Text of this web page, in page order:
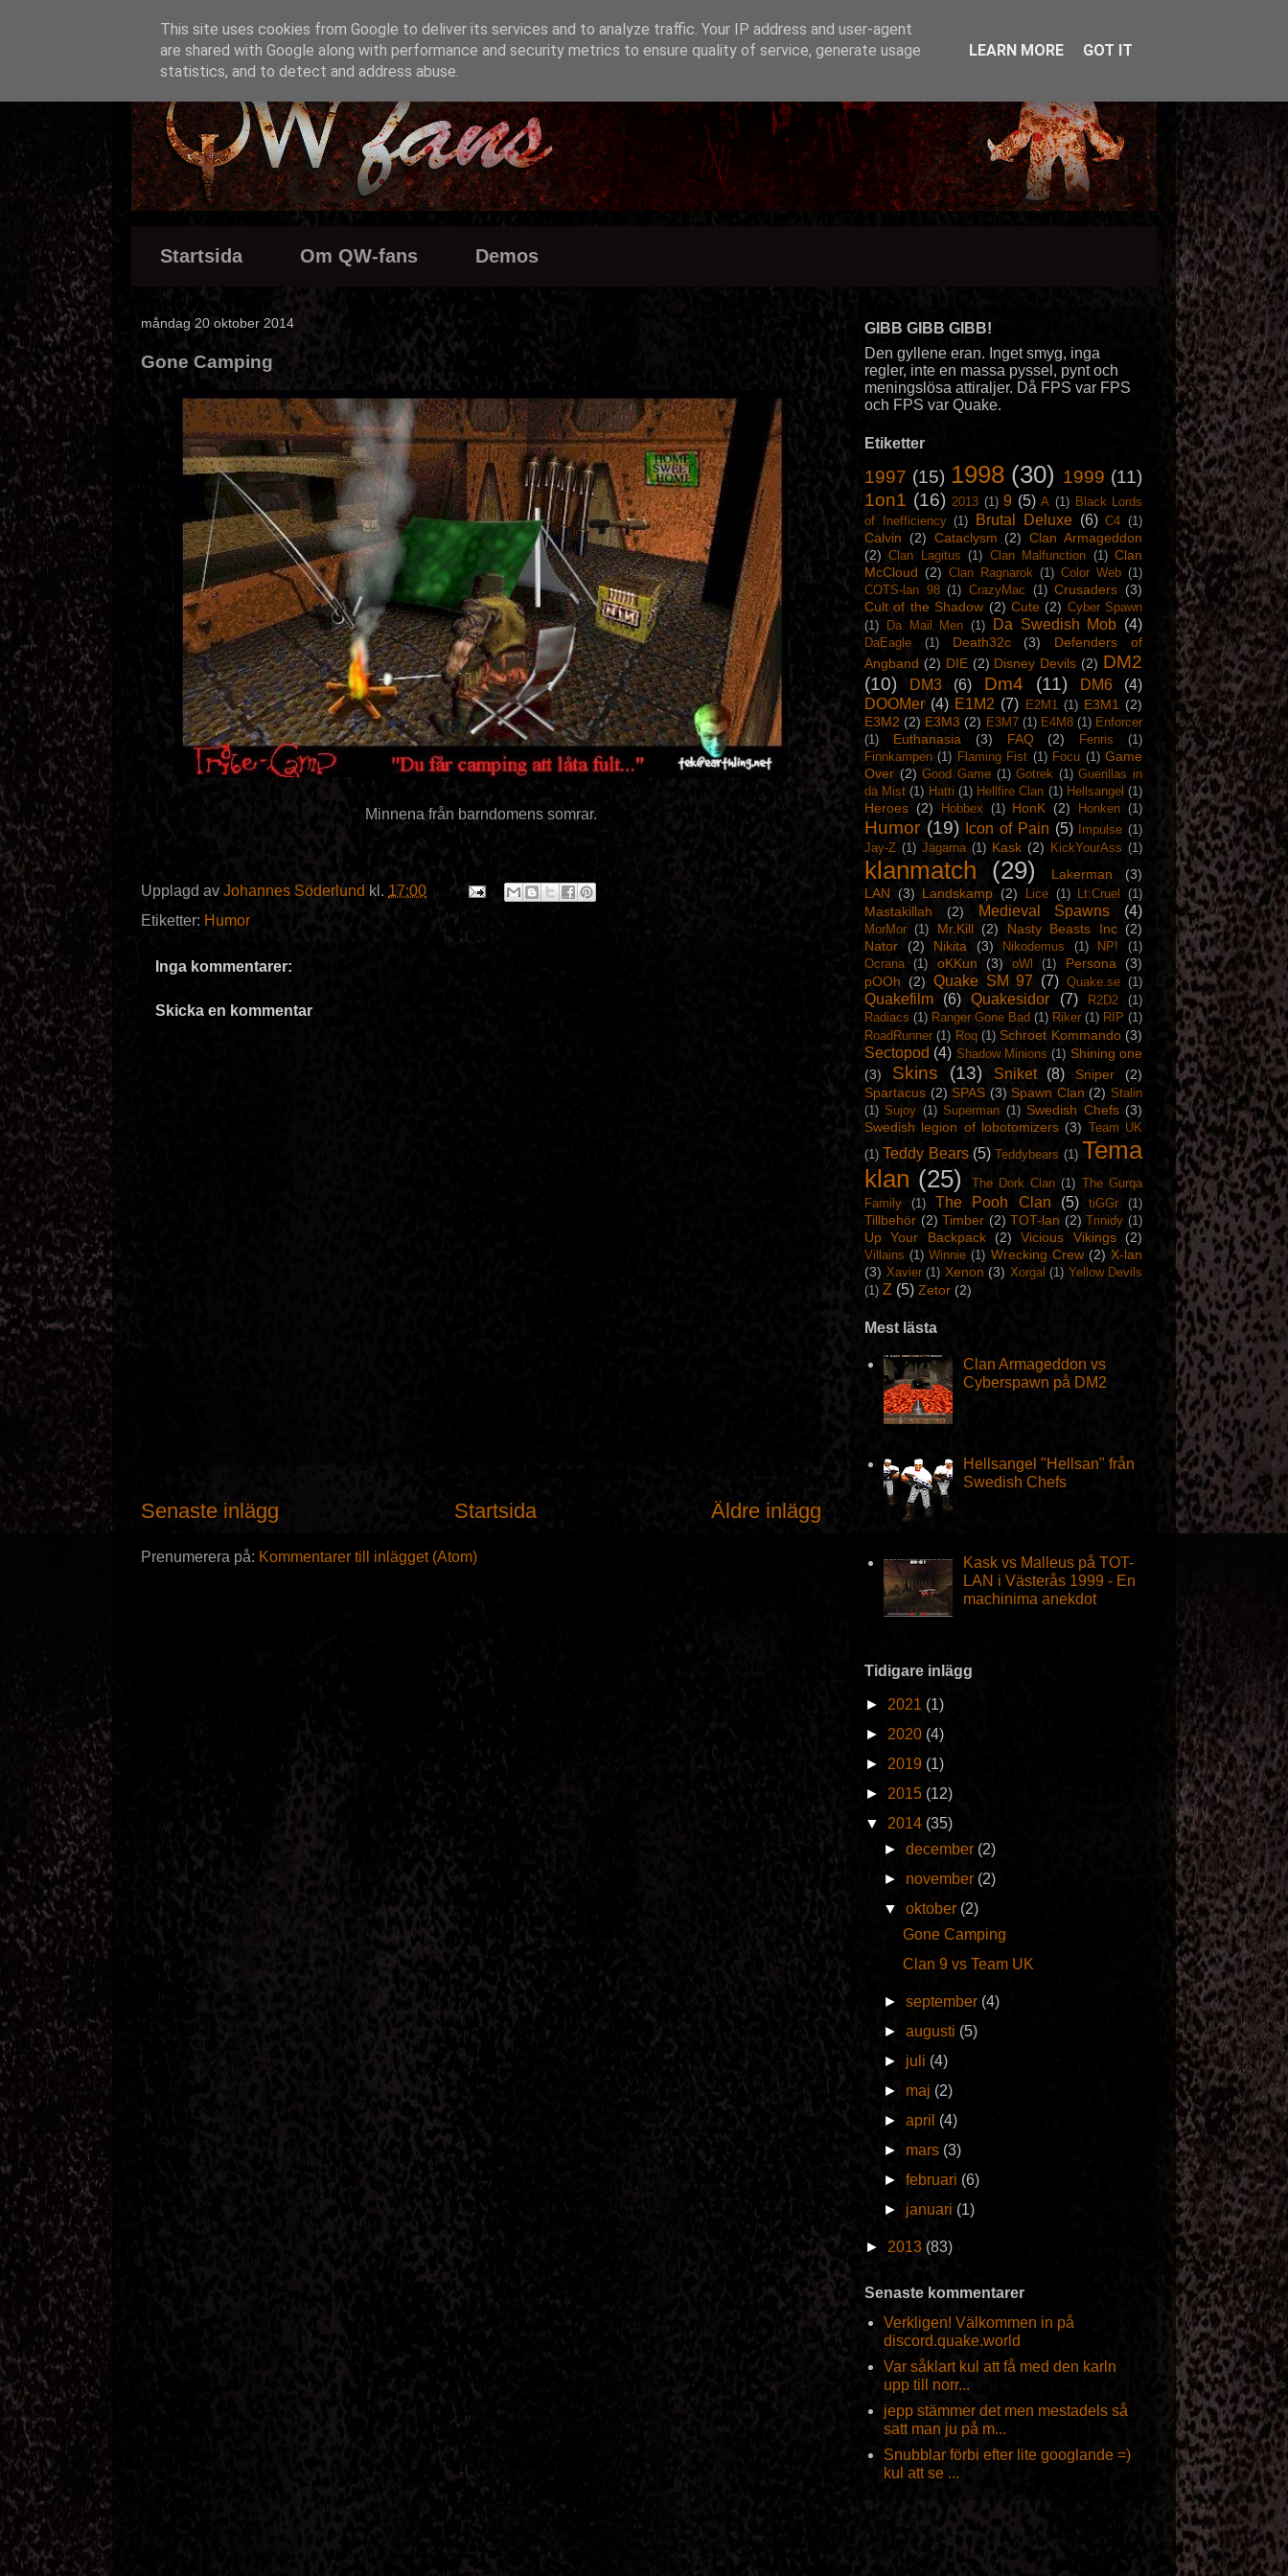
Startsida Om QW-fans Demos
måndag 20 oktober 2014
Gone Camping
Minnena från barndomens somrar.
Upplagd av Johannes Söderlund kl. 17:00
Etiketter: Humor
Inga kommentarer:
Skicka en kommentar
Senaste inlägg Äldre inlägg
Startsida
Prenumerera på: Kommentarer till inlägget (Atom)
GIBB GIBB GIBB!
Den gyllene eran. Inget smyg, inga
regler, inte en massa pyssel, pynt och
meningslösa attiraljer. Då FPS var FPS
och FPS var Quake.
Etiketter
1997 (15) 1998 (30) 1999 (11)
1on1 (16) 2013 (1) 9 (5) A (1) Black Lords
of Inefficiency (1) Brutal Deluxe (6) C4 (1)
Calvin (2) Cataclysm (2) Clan Armageddon
(2) Clan Lagitus (1) Clan Malfunction (1) Clan
McCloud (2) Clan Ragnarok (1) Color Web (1)
COTS-lan 98 (1) CrazyMac (1) Crusaders (3)
Cult of the Shadow (2) Cute (2) Cyber Spawn
(1)
Da Mail Men (1) Da Swedish Mob (4)
DaEagle (1) Death32c (3)
Defenders of
Angband (2) DIE (2) Disney Devils (2) DM2
(10)
DM3 (6) Dm4 (11) DM6
(4)
DOOMer (4) E1M2 (7) E2M1 (1) E3M1
(2)
E3M2 (2) E3M3 (2) E3M7 (1) E4M8 (1) Enforcer
(1)
Euthanasia (3) FAQ (2) Fenris
(1)
Finnkampen (1) Flaming Fist (1) Focu (1) Game
Over (2) Good Game (1) Gotrek (1) Guerillas in
da Mist (1) Hatti (1) Hellfire Clan (1) Hellsangel (1)
Heroes (2) Hobbex (1) HonK (2) Honken (1)
Humor (19) Icon of Pain (5) Impulse (1)
Jay-Z (1) Jägarna (1) Kask (2) KickYourAss (1)
klanmatch (29) Lakerman
(3)
LAN (3) Landskamp (2) Lice (1) Lt:Cruel (1)
Mastakillah (2) Medieval Spawns (4)
MorMor (1) Mr.Kill (2) Nasty Beasts Inc (2)
Nator
(2) Nikita (3) Nikodemus (1) NP!
(1)
Ocrana
(1) oKKun (3) oWl (1) Persona
(3)
pOOh
(2) Quake SM 97 (7) Quake.se (1)
Quakefilm (6) Quakesidor (7) R2D2
(1)
Radiacs (1) Ranger Gone Bad (1) Riker (1) RIP (1)
RoadRunner (1) Roq (1) Schroet Kommando (3)
Sectopod (4) Shadow Minions (1) Shining one
(3)
Skins (13) Sniket (8) Sniper
(2)
Spartacus (2) SPAS (3) Spawn Clan (2) Stalin
(1) Sujoy (1) Superman (1) Swedish Chefs (3)
Swedish legion of lobotomizers (3) Team UK
(1) Teddy Bears (5) Teddybears (1) Tema
klan (25) The Dork Clan (1) The Gurqa
Family
(1) The Pooh Clan (5) tiGGr (1)
Tillbehör (2) Timber (2) TOT-lan (2) Trinidy (1)
Up Your Backpack (2) Vicious Vikings (2)
Villains (1) Winnie (1) Wrecking Crew (2) X-lan
(3) Xavier (1) Xenon (3) Xorgal (1) Yellow Devils
(1) Z (5) Zetor (2)
Mest lästa
Clan Armageddon vs
Cyberspawn på DM2
Hellsangel "Hellsan" från
Swedish Chefs
Kask vs Malleus på TOT-
LAN i Västerås 1999 - En
machinima anekdot
Tidigare inlägg
► 2021 (1)
► 2020 (4)
► 2019 (1)
► 2015 (12)
▼ 2014 (35)
►december (2)
► november (2)
▼oktober (2)
Gone Camping
Clan 9 vs Team UK
►september (4)
►augusti (5)
► juli (4)
► maj (2)
►april (4)
► mars (3)
►februari (6)
► januari (1)
► 2013 (83)
Senaste kommentarer
Verkligen! Välkommen in på
discord.quake.world
Var såklart kul att få med den karln
upp till norr...
jepp stämmer det men mestadels så
satt man ju på m...
Snubblar förbi efter lite googlande =)
kul att se ...
This site uses cookies from Google to deliver its services and to analyze traffic. Your IP address and user-agent
are shared with Google along with performance and security metrics to ensure quality of service, generate usage
statistics, and to detect and address abuse.
LEARN MORE GOT IT